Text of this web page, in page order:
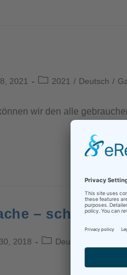
2021 2021 / Deutsch /
wir den alle
– schwere
2018 Deutsch